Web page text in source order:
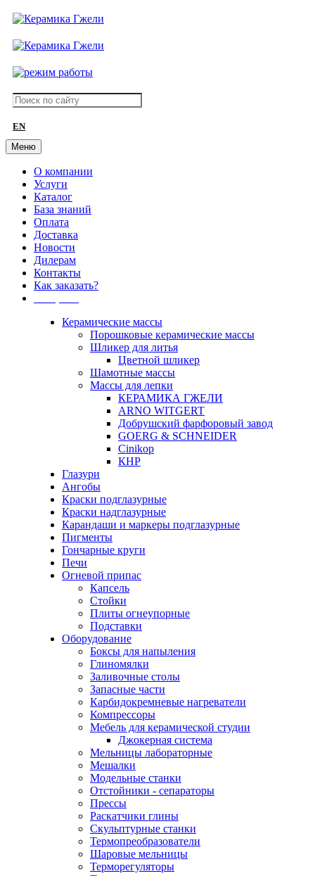
EN
Меню
О компании
Услуги
Каталог
База знаний
Оплата
Доставка
Новости
Дилерам
Контакты
Как заказать?
Керамические массы
Порошковые керамические массы
Шликер для литья
Цветной шликер
Шамотные массы
Массы для лепки
КЕРАМИКА ГЖЕЛИ
ARNO WITGERT
Добрушский фарфоровый завод
GOERG & SCHNEIDER
Cinikop
КНР
Глазури
Ангобы
Краски подглазурные
Краски надглазурные
Карандаши и маркеры подглазурные
Пигменты
Гончарные круги
Печи
Огневой припас
Капсель
Стойки
Плиты огнеупорные
Подставки
Оборудование
Боксы для напыления
Глиномялки
Заливочные столы
Запасные части
Карбидокремневые нагреватели
Компрессоры
Мебель для керамической студии
Джокерная система
Мельницы лабораторные
Мешалки
Модельные станки
Отстойники - сепараторы
Прессы
Раскатчики глины
Скульптурные станки
Термопреобразователи
Шаровые мельницы
Терморегуляторы